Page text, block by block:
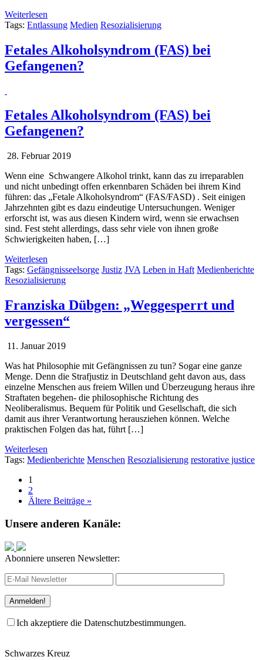
Weiterlesen
Tags: Entlassung Medien Resozialisierung
Fetales Alkoholsyndrom (FAS) bei
Gefangenen?
Fetales Alkoholsyndrom (FAS) bei
Gefangenen?
28. Februar 2019
Wenn eine Schwangere Alkohol trinkt, kann das zu irreparablen
und nicht unbedingt offen erkennbaren Schäden bei ihrem Kind
führen: das „Fetale Alkoholsyndrom“ (FAS/FASD) . Seit einigen
Jahrzehnten gibt es dazu eindeutige Untersuchungen. Weniger
erforscht ist, was aus diesen Kindern wird, wenn sie erwachsen
sind. Fest steht allerdings, dass sehr viele von ihnen große
Schwierigkeiten haben, […]
Weiterlesen
Tags: Gefängnisseelsorge Justiz JVA Leben in Haft Medienberichte
Resozialisierung
Franziska Dübgen: „Weggesperrt und
vergessen“
11. Januar 2019
Was hat Philosophie mit Gefängnissen zu tun? Sogar eine ganze
Menge. Denn die Strafjustiz in Deutschland geht davon aus, dass
einzelne Menschen aus freiem Willen und Überzeugung heraus ihre
Straftaten begehen- die philosophische Richtung des
Neoliberalismus. Bequem für Politik und Gesellschaft, die sich
damit aus ihrer Verantwortung herausziehen können. Welche
praktischen Folgen das hat, führt […]
Weiterlesen
Tags: Medienberichte Menschen Resozialisierung restorative justice
1
2
Ältere Beiträge »
Unsere anderen Kanäle:
Abonniere unseren Newsletter:
Ich akzeptiere die Datenschutzbestimmungen.
Schwarzes Kreuz